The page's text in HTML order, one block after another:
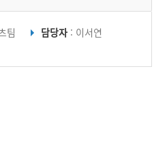
팀 담당자 : 이서연